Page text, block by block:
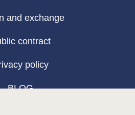
and exchange
contract
policy
BLOG